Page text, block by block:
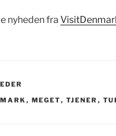
nyheden fra
, MEGET, TJENER ,